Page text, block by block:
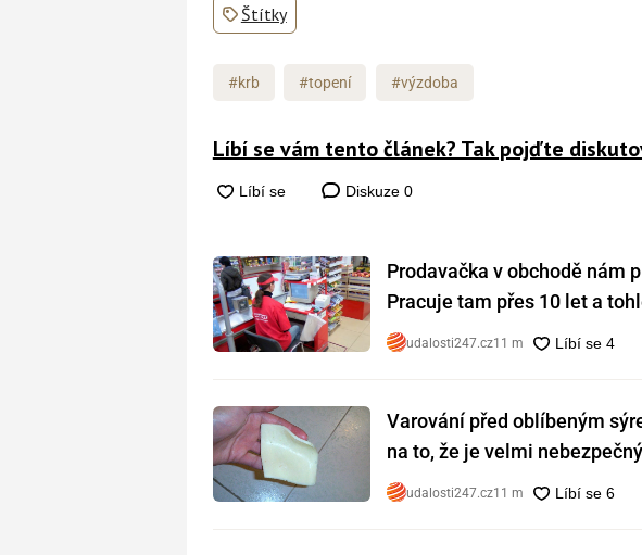
Štítky
#krb #topení #výzdoba
Líbí se vám tento článek? Tak pojďte
Diskuze 0
Prodavačka v obchodě nám
Pracuje tam přes 10 let a
udalosti247.cz11 m
Varování před oblíbeným
na to, že je velmi
udalosti247.cz11 m